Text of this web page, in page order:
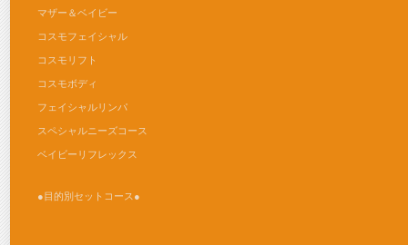
マザー＆ベイビー
コスモフェイシャル
コスモリフト
コスモボディ
フェイシャルリンパ
スペシャルニーズコース
ベイビーリフレックス
●目的別セットコース●